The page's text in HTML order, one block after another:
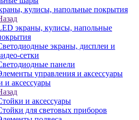
кулисы, напольные покрытия
экраны, кулисы, напольные
экраны, дисплеи и
сетки
панели
управления и аксессуары
и аксессуары
и аксессуары
для световых приборов